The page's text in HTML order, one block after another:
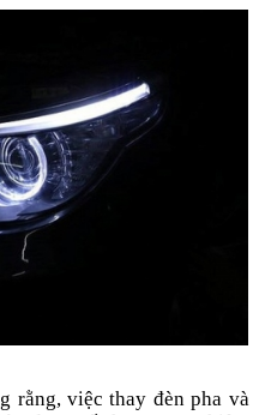
rằng, việc thay đèn pha và